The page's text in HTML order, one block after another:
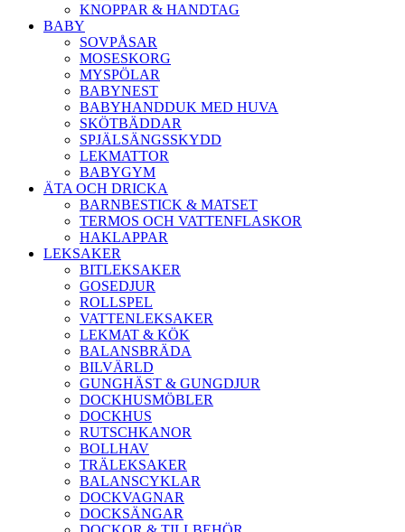
KNOPPAR & HANDTAG
BABY
SOVPÅSAR
MOSESKORG
MYSPÖLAR
BABYNEST
BABYHANDDUK MED HUVA
SKÖTBÄDDAR
SPJÄLSÄNGSSKYDD
LEKMATTOR
BABYGYM
ÄTA OCH DRICKA
BARNBESTICK & MATSET
TERMOS OCH VATTENFLASKOR
HAKLAPPAR
LEKSAKER
BITLEKSAKER
GOSEDJUR
ROLLSPEL
VATTENLEKSAKER
LEKMAT & KÖK
BALANSBRÄDA
BILVÄRLD
GUNGHÄST & GUNGDJUR
DOCKHUSMÖBLER
DOCKHUS
RUTSCHKANOR
BOLLHAV
TRÄLEKSAKER
BALANSCYKLAR
DOCKVAGNAR
DOCKSÄNGAR